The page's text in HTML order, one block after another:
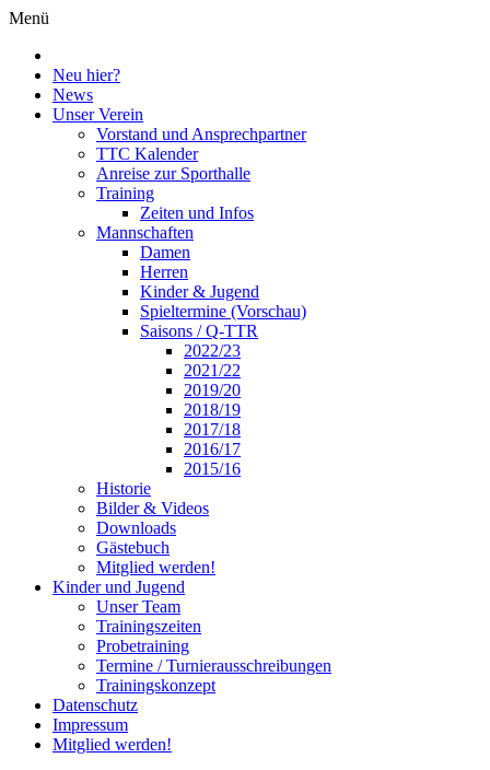
Menü
Neu hier?
News
Unser Verein
Vorstand und Ansprechpartner
TTC Kalender
Anreise zur Sporthalle
Training
Zeiten und Infos
Mannschaften
Damen
Herren
Kinder & Jugend
Spieltermine (Vorschau)
Saisons / Q-TTR
2022/23
2021/22
2019/20
2018/19
2017/18
2016/17
2015/16
Historie
Bilder & Videos
Downloads
Gästebuch
Mitglied werden!
Kinder und Jugend
Unser Team
Trainingszeiten
Probetraining
Termine / Turnierausschreibungen
Trainingskonzept
Datenschutz
Impressum
Mitglied werden!